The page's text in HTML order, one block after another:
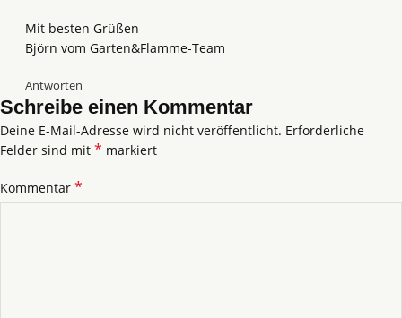
Mit besten Grüßen
Björn vom Garten&Flamme-Team
Antworten
Schreibe einen Kommentar
Deine E-Mail-Adresse wird nicht veröffentlicht. Erforderliche
Felder sind mit * markiert
Kommentar *
Alternative: